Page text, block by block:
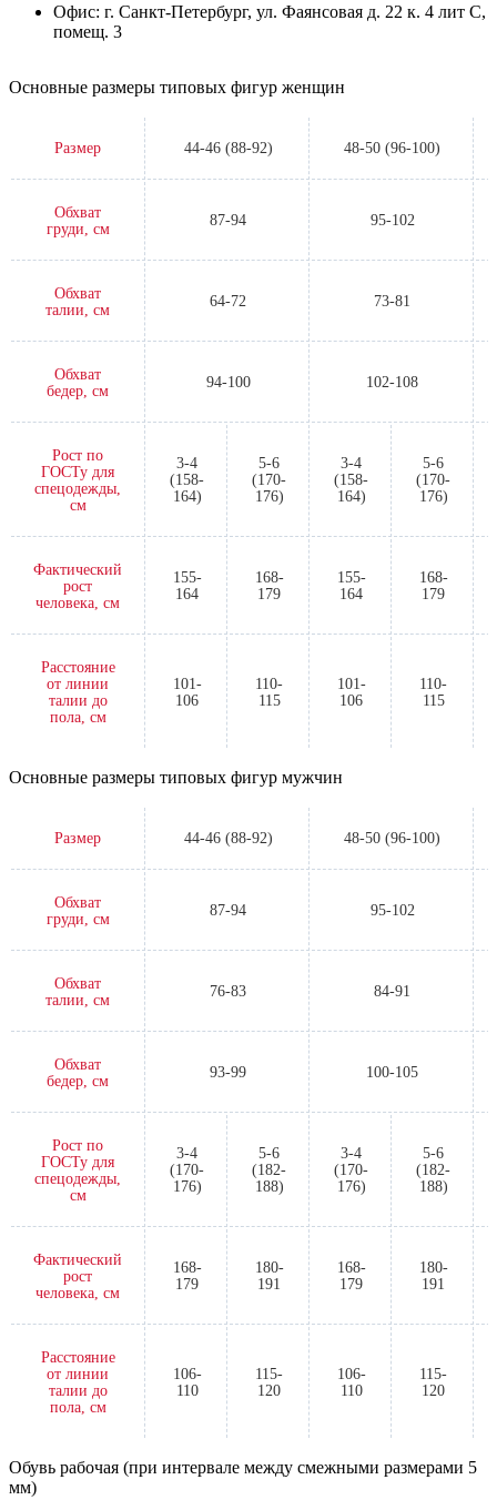
Офис: г. Санкт-Петербург, ул. Фаянсовая д. 22 к. 4 лит С,
помещ. 3
Основные размеры типовых фигур женщин
Размер 44-46 (88-92) 48-50 (96-100)
Обхват
груди, см
87-94 95-102
Обхват
талии, см
64-72 73-81
Обхват
бедер, см
94-100 102-108
Рост по
ГОСТу для
спецодежды,
см
3-4
(158-
164)
5-6
(170-
176)
3-4
(158-
164)
5-6
(170-
176)
Фактический
рост
человека, см
155-
164
168-
179
155-
164
168-
179
Расстояние
от линии
талии до
пола, см
101-
106
110-
115
101-
106
110-
115
Основные размеры типовых фигур мужчин
Размер 44-46 (88-92) 48-50 (96-100)
Обхват
груди, см
87-94 95-102
Обхват
талии, см
76-83 84-91
Обхват
бедер, см
93-99 100-105
Рост по
ГОСТу для
спецодежды,
см
3-4
(170-
176)
5-6
(182-
188)
3-4
(170-
176)
5-6
(182-
188)
Фактический
рост
человека, см
168-
179
180-
191
168-
179
180-
191
Расстояние
от линии
талии до
пола, см
106-
110
115-
120
106-
110
115-
120
Обувь рабочая (при интервале между смежными размерами 5
мм)